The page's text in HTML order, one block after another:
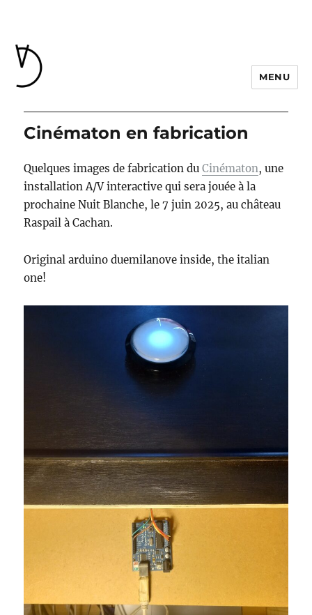
MENU
Cinématon en fabrication
Quelques images de fabrication duCinématon, une
installation A/V interactive qui sera jouée à la
prochaine Nuit Blanche, le 7 juin 2025, au château
Raspail à Cachan.
Original arduino duemilanove inside, the italian
one!